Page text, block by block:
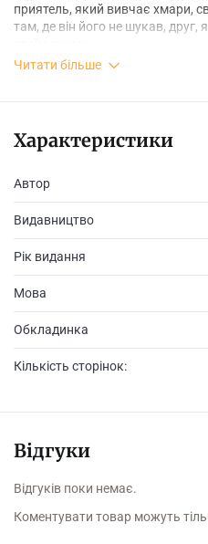
приятель, який вивчає хмари,
там, де він його не шукав, друг,
знаємо, та усієї нашої планети.
контролю — це ознака нашого
чутливому, динамічному,
кожен шукає свою Тасманію:
Магія Тасманії дає змогу
своїми демонами та пройти
Читати більше
Характеристики
Автор
Видавництво
Рік видання
Мова
Обкладинка
Кількість сторінок:
Відгуки
Відгуків поки немає.
Коментувати товар можуть